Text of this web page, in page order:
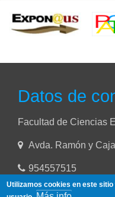
Datos de
Facultad de Ciencias
Avda. Ramón y
954557515
Utilizamos cookies en este